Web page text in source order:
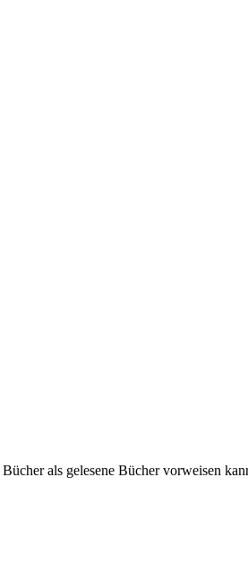
als gelesene Bücher vorweisen